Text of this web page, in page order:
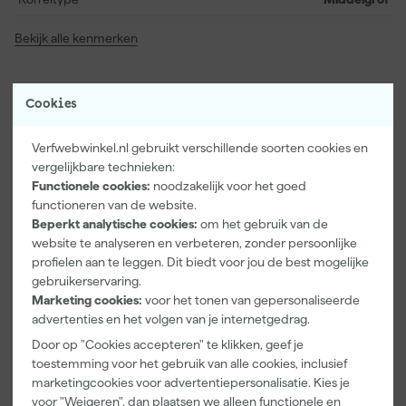
Cookies
Verfwebwinkel.nl gebruikt verschillende soorten cookies en
vergelijkbare technieken:
Functionele cookies: noodzakelijk voor het goed
functioneren van de website.
Beperkt analytische cookies: om het gebruik van de
website te analyseren en verbeteren, zonder persoonlijke
profielen aan te leggen. Dit biedt voor jou de best mogelijke
gebruikerservaring.
Marketing cookies: voor het tonen van gepersonaliseerde
advertenties en het volgen van je internetgedrag.
Door op "Cookies accepteren" te klikken, geef je
toestemming voor het gebruik van alle cookies, inclusief
marketingcookies voor advertentiepersonalisatie. Kies je
voor "Weigeren", dan plaatsen we alleen functionele en
Bekijk alle kenmerken
Vaak gekocht met
Paintura
Washi tape -
50mx24mm
Morgen
bezorgd
Go!Paint
Verfbak -
10cm Roller -
15 x 32 cm + 5
inzetbakken
Morgen
bezorgd
Anza PRO
MICMEX set
6-delig
Morgen
bezorgd